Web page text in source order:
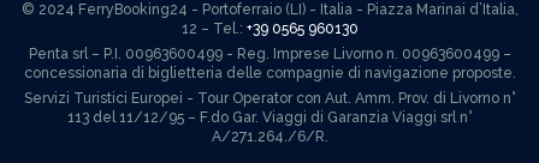
© 2024 FerryBooking24 - Portoferraio (LI) - Italia - Piazza Marinai d’Italia,
12 – Tel.: +39 0565 960130
Penta srl – P.I. 00963600499 - Reg. Imprese Livorno n. 00963600499 –
concessionaria di biglietteria delle compagnie di navigazione proposte.
Servizi Turistici Europei - Tour Operator con Aut. Amm. Prov. di Livorno n°
113 del 11/12/95 – F.do Gar. Viaggi di Garanzia Viaggi srl n°
A/271.264./6/R.